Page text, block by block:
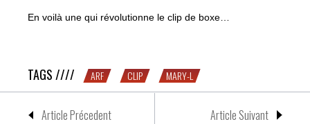
En voilà une qui révolutionne le clip de boxe…
TAGS //// ARF CLIP MARY-L
Article Précedent Article Suivant